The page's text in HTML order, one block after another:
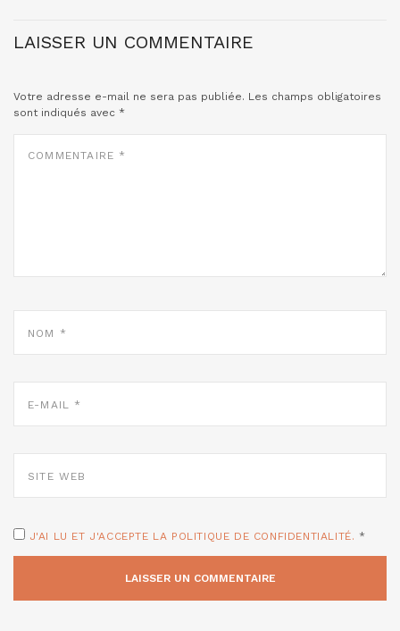
LAISSER UN COMMENTAIRE
Votre adresse e-mail ne sera pas publiée. Les champs obligatoires
sont indiqués avec *
MAIL
WEB
J'AI LU ET J'ACCEPTE LA POLITIQUE DE CONFIDENTIALITÉ. *